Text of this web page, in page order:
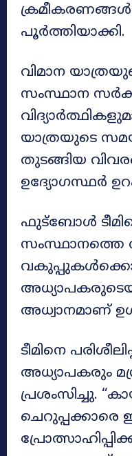
ക്രമീകരണങ്ങൾ
പൂർത്തിയാക്കി.
വിമാന
സംസ്ഥാന
യാത്രയുടെ
തുടങ്ങിയ
ഉദ്യോഗസ്ഥർ
ഫുട്ബോൾ
സംസ്ഥാനത്തെ
അധ്വാനമാണ്
ടീമിനെ
അധ്യാപകരും
പ്രശംസിച്ചു.
ചെറുപ്പക്കാരെ